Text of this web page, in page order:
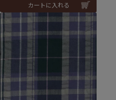
カートに入れる